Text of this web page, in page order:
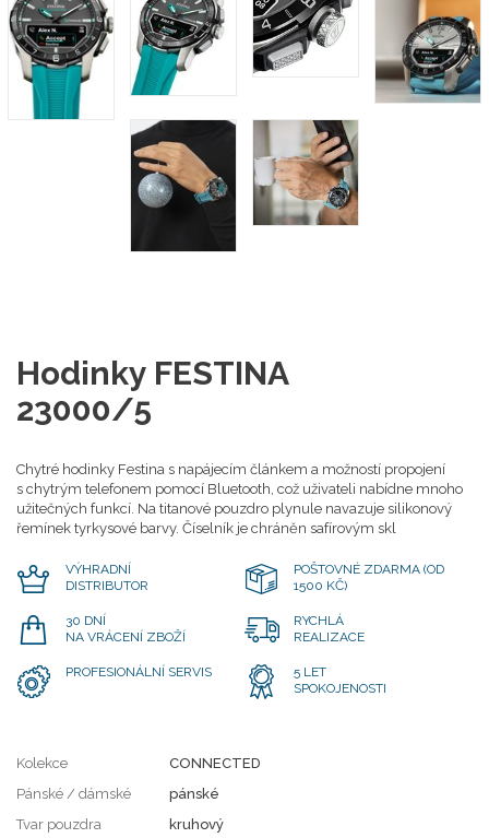
Hodinky FESTINA
23000/5
Chytré hodinky Festina s napájecím článkem a možností propojení
s chytrým telefonem pomocí Bluetooth, což uživateli nabídne mnoho
užitečných funkcí. Na titanové pouzdro plynule navazuje silikonový
řemínek tyrkysové barvy. Číselník je chráněn safírovým skl
VÝHRADNÍ
DISTRIBUTOR
POŠTOVNÉ ZDARMA (OD
1500 KČ)
30 DNÍ
NA VRÁCENÍ ZBOŽÍ
RYCHLÁ
REALIZACE
PROFESIONÁLNÍ SERVIS
5 LET
SPOKOJENOSTI
Kolekce
CONNECTED
Pánské / dámské
pánské
Tvar pouzdra
kruhový